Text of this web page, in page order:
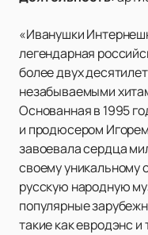
«Иванушки
легендарная
более двух
незабываемыми
Основанная в 1995
и продюсером
завоевала сердца
своему уникальному
русскую народную
популярные
такие как евродэнс и